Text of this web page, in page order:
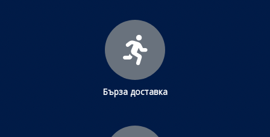
Бърза доставка